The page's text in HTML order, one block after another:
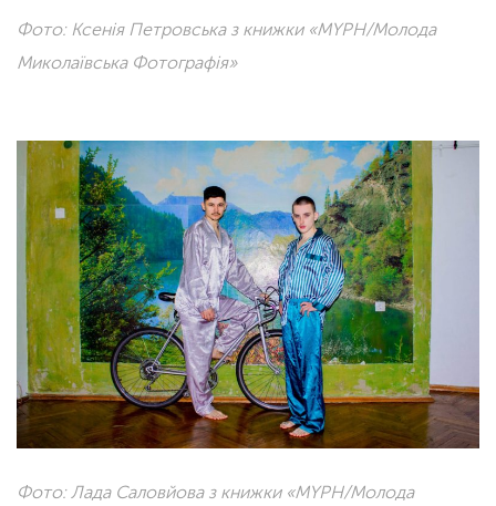
Фото: Ксенія Петровська з книжки «MYPH/Молода
Миколаївська Фотографія»
Фото: Лада Саловйова з книжки «MYPH/Молода